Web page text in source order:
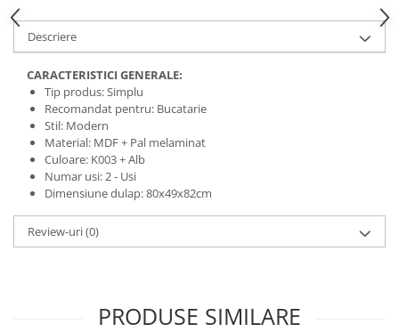
Descriere
CARACTERISTICI GENERALE:
Tip produs: Simplu
Recomandat pentru: Bucatarie
Stil: Modern
Material: MDF + Pal melaminat
Culoare: K003 + Alb
Numar usi: 2 - Usi
Dimensiune dulap: 80x49x82cm
Review-uri(0)
PRODUSE SIMILARE